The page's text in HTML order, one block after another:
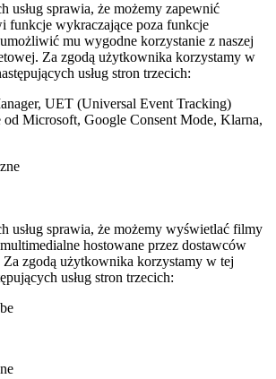
usług sprawia, że możemy zapewnić
funkcje wykraczające poza funkcje
mu wygodne korzystanie z naszej
Za zgodą użytkownika korzystamy w
usług stron trzecich:
UET (Universal Event Tracking)
od Microsoft, Google Consent Mode, Klarna,
usług sprawia, że możemy wyświetlać filmy
hostowane przez dostawców
Za zgodą użytkownika korzystamy w tej
usług stron trzecich: